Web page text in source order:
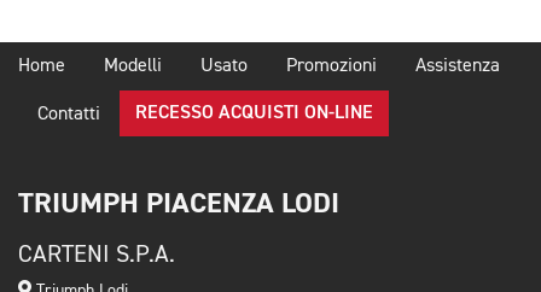
Home Modelli Usato Promozioni Assistenza
Contatti RECESSO ACQUISTI ON-LINE
TRIUMPH PIACENZA LODI
CARTENI S.P.A.